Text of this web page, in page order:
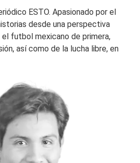
ESTO. Apasionado por el
desde una perspectiva
futbol mexicano de primera,
así como de la lucha libre, en